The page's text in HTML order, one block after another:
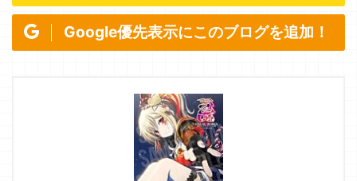
Google優先表示にこのブログを追加！